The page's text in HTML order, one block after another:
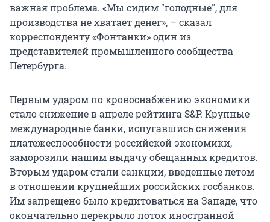
важная проблема. «Мы сидим "голодные", для
производства не хватает денег», – сказал
корреспонденту «Фонтанки» один из
представителей промышленного сообщества
Петербурга.
Первым ударом по кровоснабжению экономики
стало снижение в апреле рейтинга S&P. Крупные
международные банки, испугавшись снижения
платежеспособности российской экономики,
заморозили нашим выдачу обещанных кредитов.
Вторым ударом стали санкции, введенные летом
в отношении крупнейших российских госбанков.
Им запрещено было кредитоваться на Западе, что
окончательно перекрыло поток иностранной